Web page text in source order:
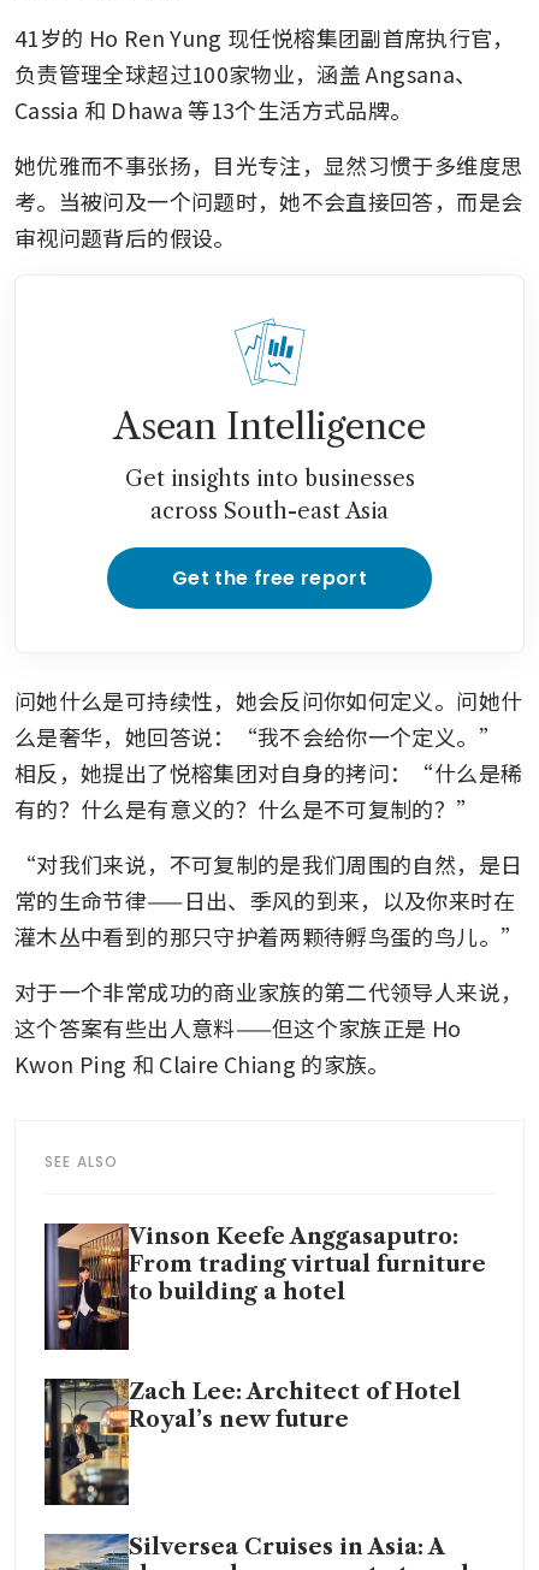
41岁的 Ho Ren Yung 现任悦榕集团副首席执行官，
负责管理全球超过100家物业，涵盖 Angsana、
Cassia 和 Dhawa 等13个生活方式品牌。
她优雅而不事张扬，目光专注，显然习惯于多维度思
考。当被问及一个问题时，她不会直接回答，而是会
审视问题背后的假设。
Asean Intelligence
Get insights into businesses
across South-east Asia
Get the free report
问她什么是可持续性，她会反问你如何定义。问她什
么是奢华，她回答说：“我不会给你一个定义。”
相反，她提出了悦榕集团对自身的拷问：“什么是稀
有的？什么是有意义的？什么是不可复制的？”
“对我们来说，不可复制的是我们周围的自然，是日
常的生命节律——日出、季风的到来，以及你来时在
灌木丛中看到的那只守护着两颗待孵鸟蛋的鸟儿。”
对于一个非常成功的商业家族的第二代领导人来说，
这个答案有些出人意料——但这个家族正是 Ho
Kwon Ping 和 Claire Chiang 的家族。
SEE ALSO
Vinson Keefe Anggasaputro:
From trading virtual furniture
to building a hotel
Zach Lee: Architect of Hotel
Royal’s new future
Silversea Cruises in Asia: A